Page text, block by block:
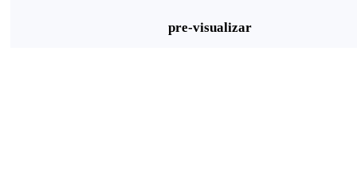
pre-visualizar